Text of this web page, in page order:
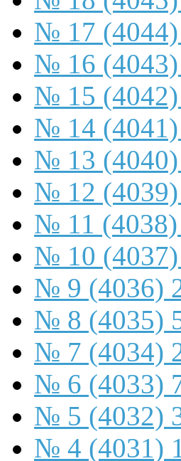
№ 17 (4044)
№ 16 (4043)
№ 15 (4042)
№ 14 (4041)
№ 13 (4040)
№ 12 (4039)
№ 11 (4038)
№ 10 (4037)
№ 9 (4036)
№ 8 (4035)
№ 7 (4034)
№ 6 (4033)
№ 5 (4032)
№ 4 (4031)